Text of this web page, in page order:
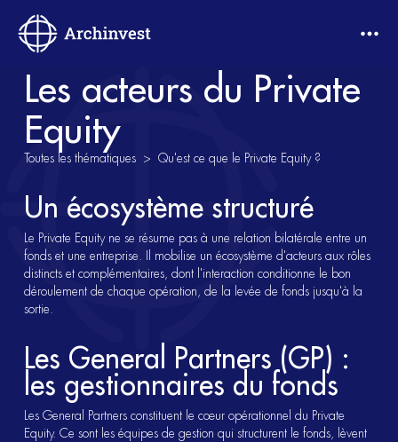
Les acteurs du Private
Equity
Toutes les thématiques > Qu'est ce que le Private Equity ?
Un écosystème structuré
Le Private Equity ne se résume pas à une relation bilatérale entre un
fonds et une entreprise. Il mobilise un écosystème d'acteurs aux rôles
distincts et complémentaires, dont l'interaction conditionne le bon
déroulement de chaque opération, de la levée de fonds jusqu'à la
sortie.
Les General Partners (GP) :
les gestionnaires du fonds
Les General Partners constituent le cœur opérationnel du Private
Equity. Ce sont les équipes de gestion qui structurent le fonds, lèvent